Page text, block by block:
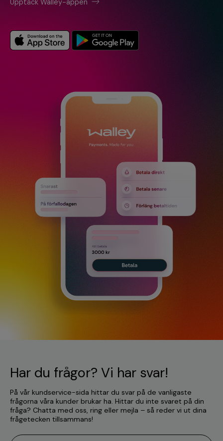
Upptäck Walley-appen
Har du frågor? Vi har svar!
På vår kundservice-sida hittar du svar på de vanligaste
frågorna våra kunder brukar ha. Hittar du inte svaret på din
fråga? Chatta med oss, ring eller mejla – så reder vi ut dina
frågetecken tillsammans!